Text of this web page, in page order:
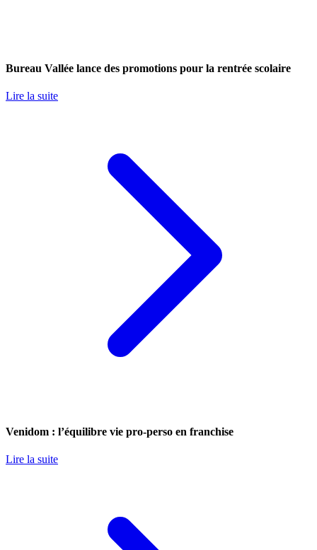
Bureau Vallée lance des promotions pour la rentrée scolaire
Lire la suite
Venidom : l’équilibre vie pro-perso en franchise
Lire la suite